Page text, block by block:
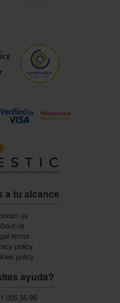
a tu alcance
us
us
terms
policy
policy
ayuda?
005 35 95